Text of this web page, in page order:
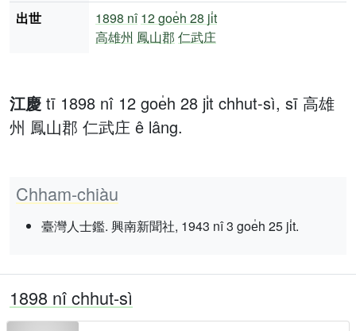
江慶 tī 1898 nî 12 goe̍h 28 ji̍t chhut-sì, sī 高雄
州 鳳山郡 仁武庄 ê lâng.
Chham-chiàu
臺灣人士鑑. 興南新聞社, 1943 nî 3 goe̍h 25 ji̍t.
出世 1898 nî 12 goe̍h 28 ji̍t
高雄州 鳳山郡 仁武庄
1898 nî chhut-sì